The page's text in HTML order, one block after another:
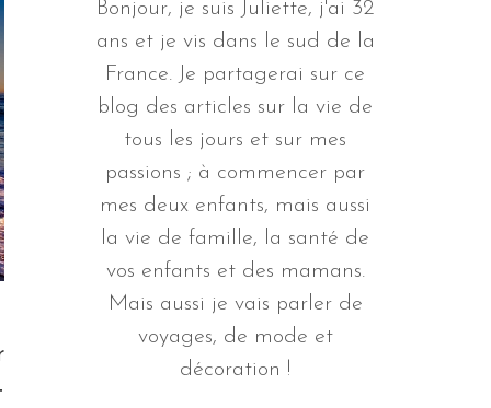
Bonjour, je suis Juliette, j'ai 32
ans et je vis dans le sud de la
France. Je partagerai sur ce
blog des articles sur la vie de
tous les jours et sur mes
passions ; à commencer par
mes deux enfants, mais aussi
la vie de famille, la santé de
vos enfants et des mamans.
Mais aussi je vais parler de
voyages, de mode et
décoration !